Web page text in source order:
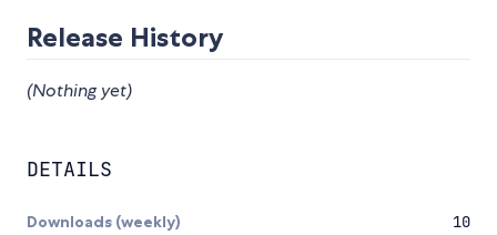
Release History
(Nothing yet)
DETAILS
Downloads (weekly) 10